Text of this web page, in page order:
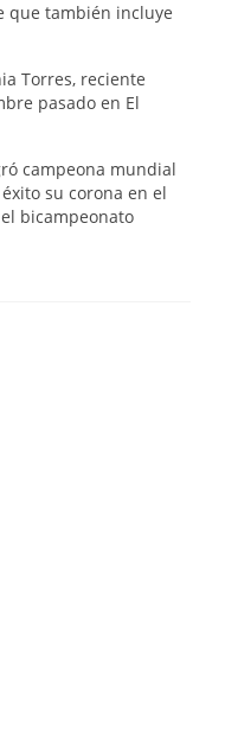
que también incluye
Torres, reciente
pasado en El
campeona mundial
su corona en el
bicampeonato